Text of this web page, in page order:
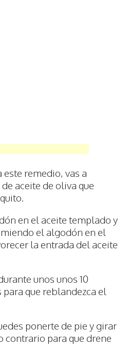
este remedio, vas a
aceite de oliva que
en el aceite templado y
el algodón en el
la entrada del aceite
unos unos 10
que reblandezca el
ponerte de pie y girar
contrario para que drene